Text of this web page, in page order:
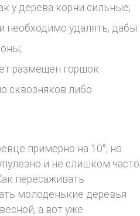
у дерева корни сильные;
необходимо удалять, дабы
размещен горшок
сквозняков либо
примерно на 10°, но
и не слишком часто
пересаживать
молоденькие деревья
а вот уже